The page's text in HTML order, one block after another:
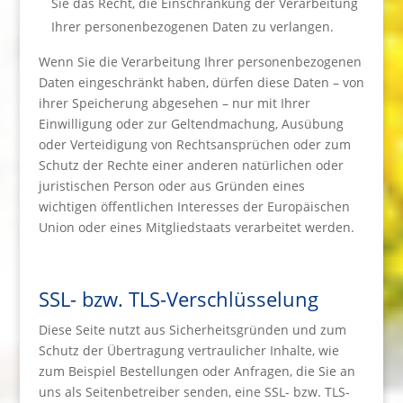
Ihrer personenbezogenen Daten zu verlangen.
Wenn Sie die Verarbeitung Ihrer personenbezogenen
Daten eingeschränkt haben, dürfen diese Daten – von
ihrer Speicherung abgesehen – nur mit Ihrer
Einwilligung oder zur Geltendmachung, Ausübung
oder Verteidigung von Rechtsansprüchen oder zum
Schutz der Rechte einer anderen natürlichen oder
juristischen Person oder aus Gründen eines
wichtigen öffentlichen Interesses der Europäischen
Union oder eines Mitgliedstaats verarbeitet werden.
SSL- bzw. TLS-Verschlüsselung
Diese Seite nutzt aus Sicherheitsgründen und zum
Schutz der Übertragung vertraulicher Inhalte, wie
zum Beispiel Bestellungen oder Anfragen, die Sie an
uns als Seitenbetreiber senden, eine SSL- bzw. TLS-